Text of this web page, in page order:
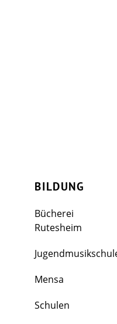
FAMILIE
BILDUNG
BILDUNG
Bücherei
Rutesheim
Mensa
Schulen